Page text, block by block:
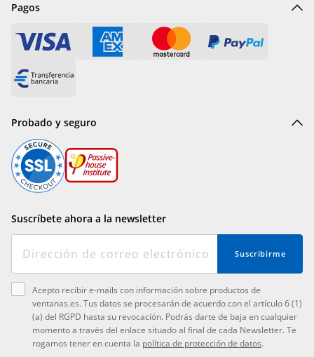
Pagos
Probado y seguro
Suscríbete ahora a la newsletter
Suscribirme
Acepto recibir e-mails con información sobre productos de
ventanas.es. Tus datos se procesarán de acuerdo con el artículo 6 (1)
(a) del RGPD hasta su revocación. Podrás darte de baja en cualquier
momento a través del enlace situado al final de cada Newsletter. Te
rogamos tener en cuenta la política de protección de datos.